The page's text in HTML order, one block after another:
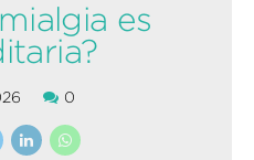
0
es